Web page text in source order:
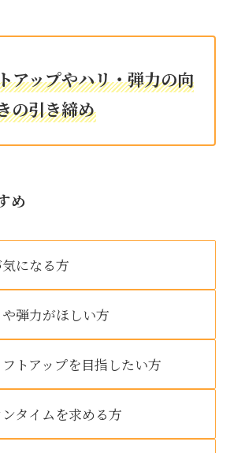
アップやハリ・弾力の向
の引き締め
め
になる方
弾力がほしい方
トアップを目指したい方
タイムを求める方